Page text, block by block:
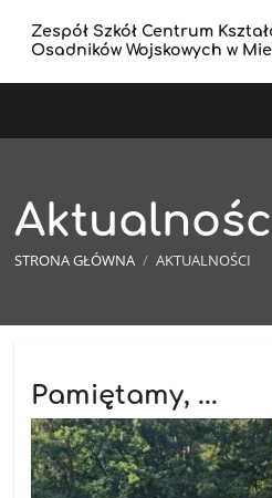
Zespół Szkół Centrum
Osadników Wojskowych w
STRONA GŁÓWNA / AKTUALNOŚCI
Pamiętamy, ...